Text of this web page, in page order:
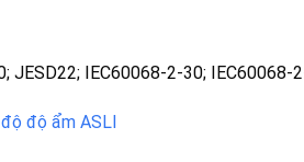
JESD22; IEC60068-2-30; IEC60068-
độ ẩm ASLI